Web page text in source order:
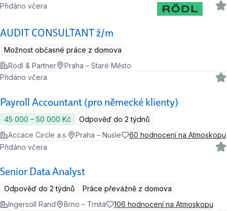
AUDIT CONSULTANT ž/m
Přidáno včera
Možnost občasné práce z domova
Rödl & Partner
Praha – Staré Město
Payroll Accountant (pro německé klienty)
Přidáno včera
45 000 ‍–‍ 50 000 Kč
Odpověď do 2 týdnů
Accace Circle a.s.
Praha – Nusle 60 hodnocení na Atmoskopu
Senior Data Analyst
Přidáno včera
Odpověď do 2 týdnů
Práce převážně z domova
Ingersoll Rand
Brno – Trnitá 106 hodnocení na Atmoskopu